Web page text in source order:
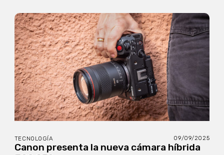
TECNOLOGÍA 09/09/2025
Canon presenta la nueva cámara híbrida